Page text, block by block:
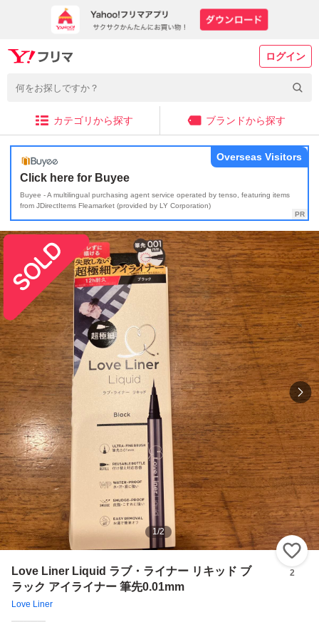
ログイン
カテゴリから探す ブランドから探す
Click here for Buyee
Buyee - A multilingual purchasing agent service operated by tenso, featuring items
from JDirectItems Fleamarket (provided by LY Corporation)
Overseas Visitors
1/2
Love Liner Liquid ラブ・ライナー リキッド ブ
ラック アイライナー 筆先0.01mm
Love Liner
2